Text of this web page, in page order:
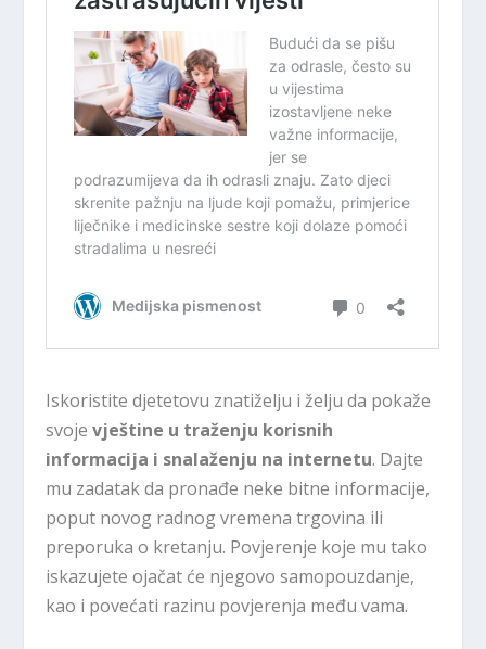
Iskoristite djetetovu znatiželju i želju da pokaže
svojevještine u traženju korisnih
informacija i snalaženju na internetu. Dajte
mu zadatak da pronađe neke bitne informacije,
poput novog radnog vremena trgovina ili
preporuka o kretanju. Povjerenje koje mu tako
iskazujete ojačat će njegovo samopouzdanje,
kao i povećati razinu povjerenja među vama.